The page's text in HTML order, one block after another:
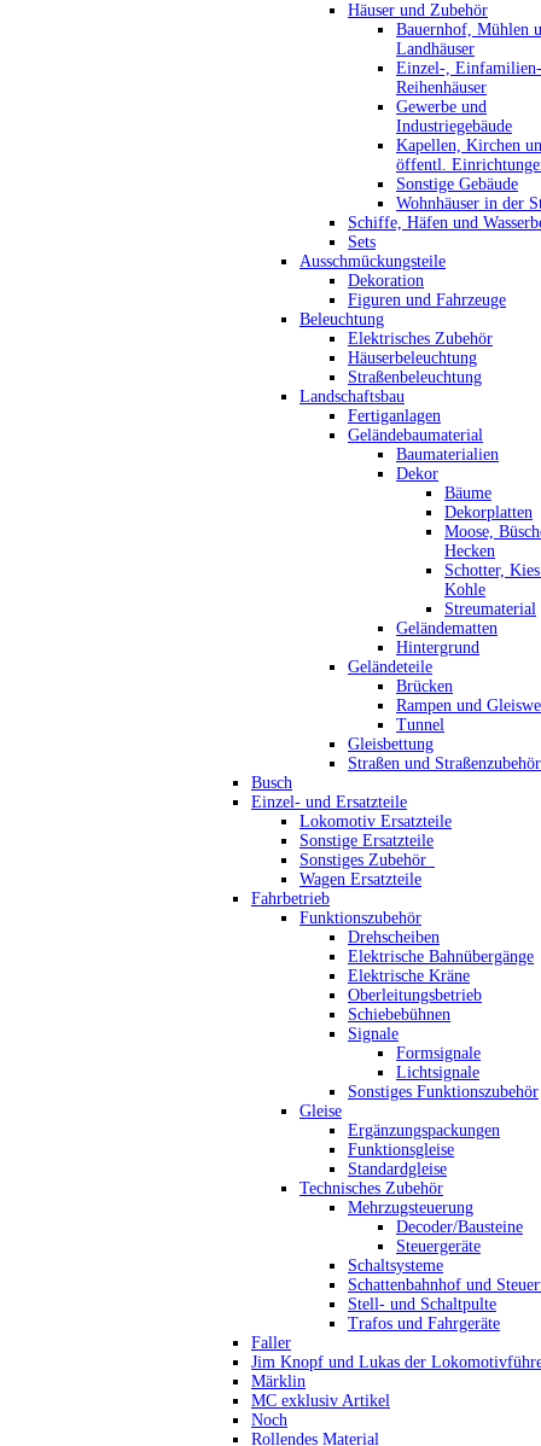
Häuser und Zubehör
Bauernhof, Mühlen
Landhäuser
Einzel-,
Reihenhäuser
Gewerbe und
Industriegebäude
Kapellen, Kirchen
öffentl.
Sonstige Gebäude
Wohnhäuser in der
Schiffe, Häfen und
Sets
Ausschmückungsteile
Dekoration
Figuren und Fahrzeuge
Beleuchtung
Elektrisches Zubehör
Häuserbeleuchtung
Straßenbeleuchtung
Landschaftsbau
Fertiganlagen
Geländebaumaterial
Baumaterialien
Dekor
Bäume
Dekorplatten
Moose,
Hecken
Schotter,
Kohle
Streumaterial
Geländematten
Hintergrund
Geländeteile
Brücken
Rampen und
Tunnel
Gleisbettung
Straßen und Straßenzubehör
Busch
Einzel- und Ersatzteile
Lokomotiv Ersatzteile
Sonstige Ersatzteile
Sonstiges Zubehör_
Wagen Ersatzteile
Fahrbetrieb
Funktionszubehör
Drehscheiben
Elektrische Bahnübergänge
Elektrische Kräne
Oberleitungsbetrieb
Schiebebühnen
Signale
Formsignale
Lichtsignale
Sonstiges Funktionszubehör
Gleise
Ergänzungspackungen
Funktionsgleise
Standardgleise
Technisches Zubehör
Mehrzugsteuerung
Decoder/Bausteine
Steuergeräte
Schaltsysteme
Schattenbahnhof und
Stell- und Schaltpulte
Trafos und Fahrgeräte
Faller
Jim Knopf und Lukas der
Märklin
MC exklusiv Artikel
Noch
Rollendes Material